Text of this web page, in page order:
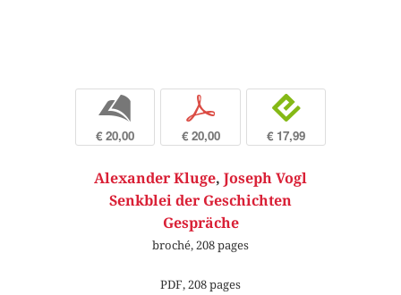
b
€ 20,00
p
€ 20,00
e
€ 17,99
Alexander Kluge, Joseph Vogl
Senkblei der Geschichten
Gespräche
broché, 208 pages
PDF, 208 pages